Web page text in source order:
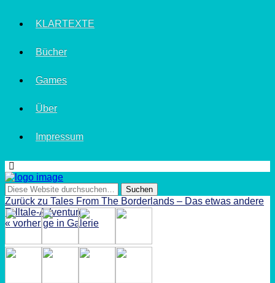
KLARTEXTE
Bücher
Games
Über
Impressum
Zurück zu Tales From The Borderlands – Das etwas andere
Telltale-Adventure
« vorherige in Galerie